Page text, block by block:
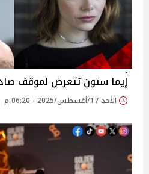
إيما ستون تتعرض لموقف
الأحد 17/أغسطس/2025 - 06:20 م